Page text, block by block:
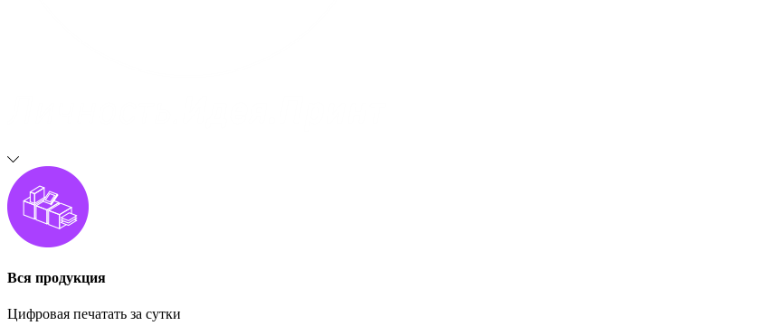
Вся продукция
Цифровая печатать за сутки